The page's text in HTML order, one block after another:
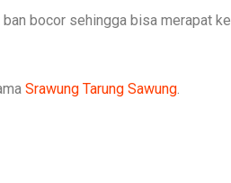
ban bocor sehingga bisa merapat ke
Srawung Tarung Sawung.